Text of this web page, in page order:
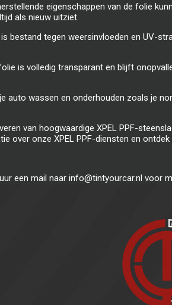
eigenschappen van de folie
als nieuw uitziet.
is bestand tegen weersinvloeden en UV-
is volledig transparant en blijft
auto wassen en onderhouden zoals je
van hoogwaardige XPEL PPF-
over onze XPEL PPF-diensten en
een mail naar info@tintyourcar.nl voor